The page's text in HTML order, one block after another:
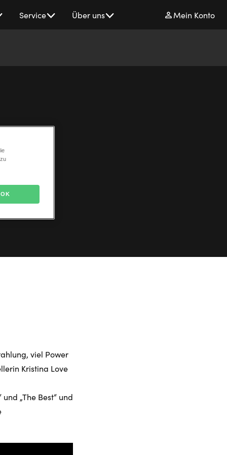
Service Über uns Mein Konto
viel Power
Kristina Love
„The Best“ und
OK